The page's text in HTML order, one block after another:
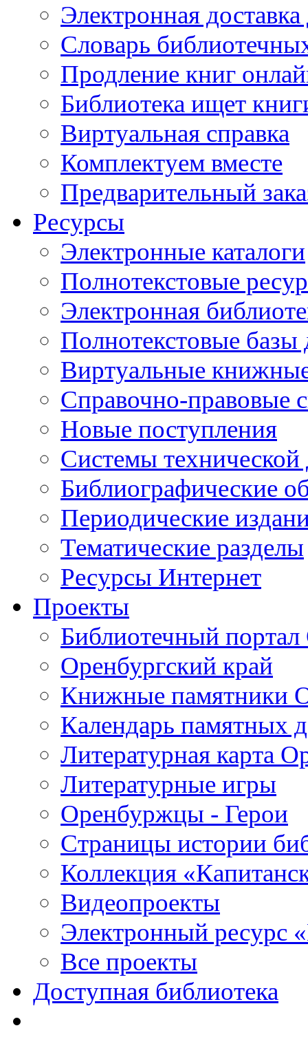
Электронная
Словарь
Продление книг
Библиотека ищет
Виртуальная справка
Комплектуем вместе
Предварительный
Ресурсы
Электронные каталоги
Полнотекстовые
Электронная
Полнотекстовые
Виртуальные
Справочно-правовые
Новые поступления
Cистемы
Библиографические
Периодические
Тематические разделы
Ресурсы Интернет
Проекты
Библиотечный портал
Оренбургский край
Книжные памятники
Календарь памятных
Литературная карта
Литературные игры
Оренбуржцы - Герои
Страницы истории
Коллекция
Видеопроекты
Электронный ресурс
Все проекты
Доступная библиотека